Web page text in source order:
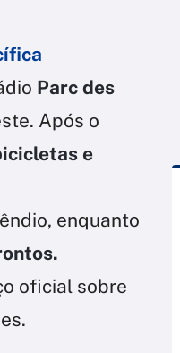
Parc des
Após o
e
enquanto
oficial sobre